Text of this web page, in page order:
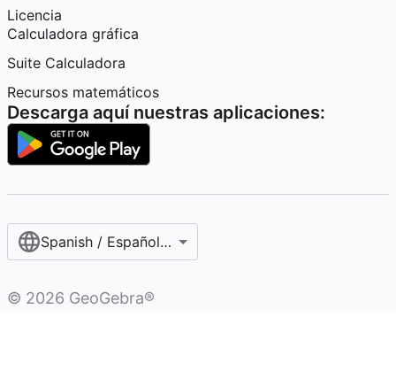
Licencia
Calculadora gráfica
Suite Calculadora
Recursos matemáticos
Descarga aquí nuestras aplicaciones:
Spanish / Español (internacional)
© 2026 GeoGebra®